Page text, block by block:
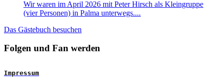
Wir waren im April 2026 mit Peter Hirsch als Kleingruppe
(vier Personen) in Palma unterwegs....
Das Gästebuch besuchen
Folgen und Fan werden
Impressum